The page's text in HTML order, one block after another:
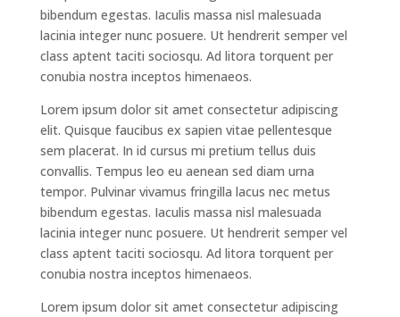
bibendum egestas. Iaculis massa nisl malesuada
lacinia integer nunc posuere. Ut hendrerit semper vel
class aptent taciti sociosqu. Ad litora torquent per
conubia nostra inceptos himenaeos.
Lorem ipsum dolor sit amet consectetur adipiscing
elit. Quisque faucibus ex sapien vitae pellentesque
sem placerat. In id cursus mi pretium tellus duis
convallis. Tempus leo eu aenean sed diam urna
tempor. Pulvinar vivamus fringilla lacus nec metus
bibendum egestas. Iaculis massa nisl malesuada
lacinia integer nunc posuere. Ut hendrerit semper vel
class aptent taciti sociosqu. Ad litora torquent per
conubia nostra inceptos himenaeos.
Lorem ipsum dolor sit amet consectetur adipiscing